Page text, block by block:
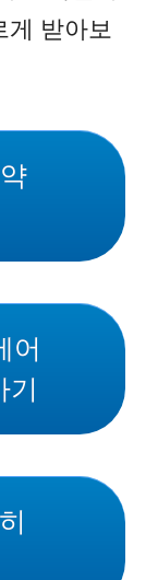
받아보
어
기